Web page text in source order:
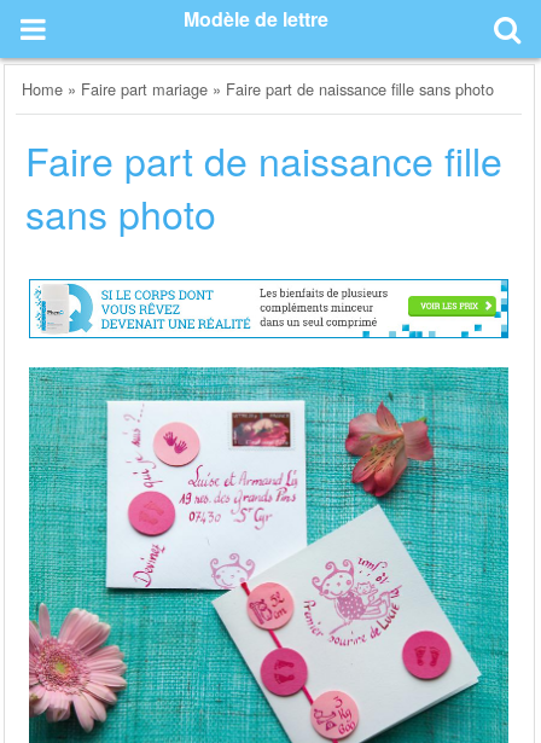
content
Modèle de lettre
Home » Faire part mariage » Faire part de naissance fille sans photo
Faire part de naissance fille
sans photo